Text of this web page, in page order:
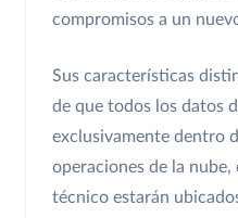
compromisos a un
Sus características
de que todos los datos
exclusivamente dentro
operaciones de la nube,
técnico estarán